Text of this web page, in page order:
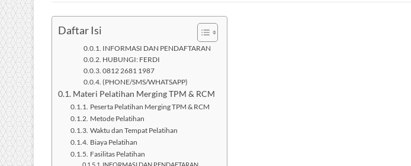
Daftar Isi
INFORMASI DAN PENDAFTARAN
HUBUNGI: FERDI
0812 2681 1987
(PHONE/SMS/WHATSAPP)
Materi Pelatihan Merging TPM & RCM
Peserta Pelatihan Merging TPM & RCM
Metode Pelatihan
Waktu dan Tempat Pelatihan
Biaya Pelatihan
Fasilitas Pelatihan
INFORMASI DAN PENDAFTARAN